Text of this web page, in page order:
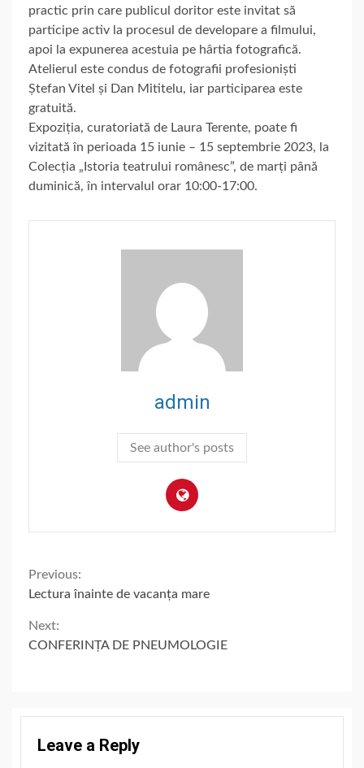
practic prin care publicul doritor este invitat să
participe activ la procesul de developare a filmului,
apoi la expunerea acestuia pe hârtia fotografică.
Atelierul este condus de fotografii profesioniști
Ștefan Vitel și Dan Mititelu, iar participarea este
gratuită.
Expoziția, curatoriată de Laura Terente, poate fi
vizitată în perioada 15 iunie – 15 septembrie 2023, la
Colecția „Istoria teatrului românesc”, de marți până
duminică, în intervalul orar 10:00-17:00.
admin
See author's posts
Continue
Reading
Previous:
Lectura înainte de vacanța mare
Next:
CONFERINȚA DE PNEUMOLOGIE
Leave a Reply